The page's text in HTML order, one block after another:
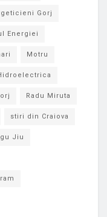
Gorj
Energiei
Motru
Radu Miruta
stiri din Craiova
Jiu